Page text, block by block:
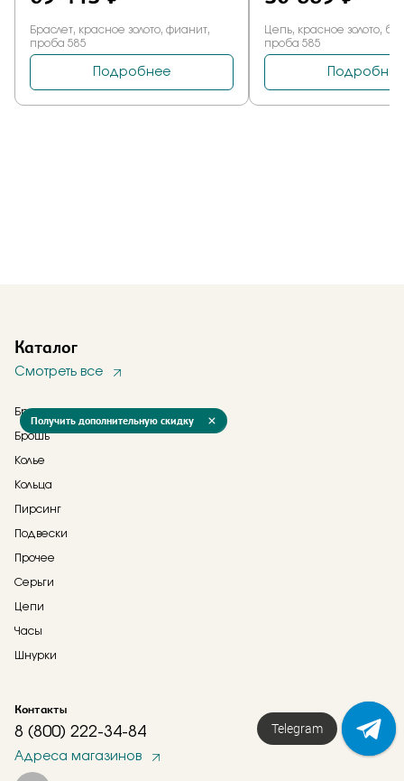
Каталог
Смотреть все
Браслеты
Брошь
Колье
Кольца
Пирсинг
Подвески
Прочее
Серьги
Цепи
Часы
Шнурки
Контакты
8 (800) 222-34-84
Адреса магазинов
Получить дополнительную скидку
Telegram